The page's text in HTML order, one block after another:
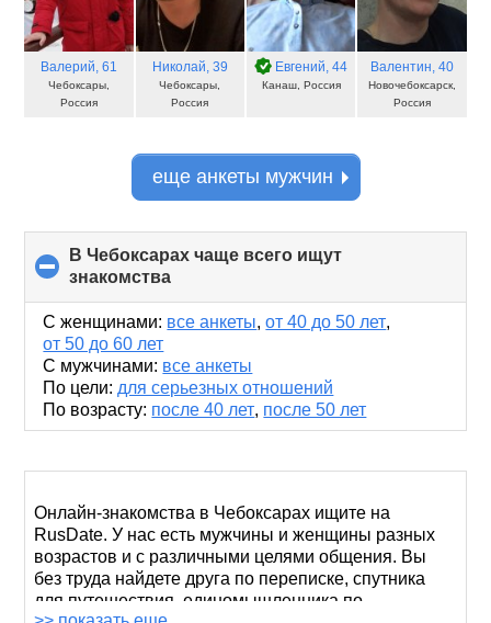
Валерий, 61
Чебоксары,
Россия
Николай, 39
Чебоксары,
Россия
Евгений, 44
Канаш, Россия
Валентин, 40
Новочебоксарск,
Россия
еще анкеты мужчин
В Чебоксарах чаще всего ищут
знакомства
to
collapse
С женщинами: все анкеты,от 40 до 50 лет,
от 50 до 60 лет
С мужчинами: все анкеты
По цели: для серьезных отношений
По возрасту: после 40 лет, после 50 лет
Онлайн-знакомства в Чебоксарах ищите на
RusDate. У нас есть мужчины и женщины разных
возрастов и с различными целями общения. Вы
без труда найдете друга по переписке, спутника
для путешествия, единомышленника по